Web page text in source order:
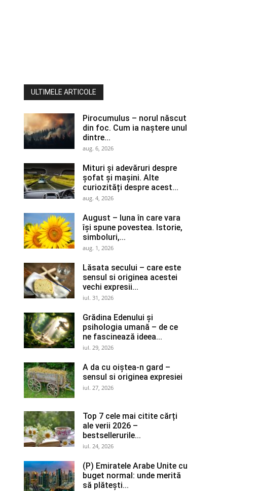
ULTIMELE ARTICOLE
Pirocumulus – norul născut
din foc. Cum ia naștere unul
dintre...
aug. 6, 2026
Mituri și adevăruri despre
șofat și mașini. Alte
curiozități despre acest...
aug. 4, 2026
August – luna în care vara
își spune povestea. Istorie,
simboluri,...
aug. 1, 2026
Lăsata secului – care este
sensul si originea acestei
vechi expresii...
iul. 31, 2026
Grădina Edenului și
psihologia umană – de ce
ne fascinează ideea...
iul. 29, 2026
A da cu oiștea-n gard –
sensul si originea expresiei
iul. 27, 2026
Top 7 cele mai citite cărți
ale verii 2026 –
bestsellerurile...
iul. 24, 2026
(P) Emiratele Arabe Unite cu
buget normal: unde merită
să plătești...